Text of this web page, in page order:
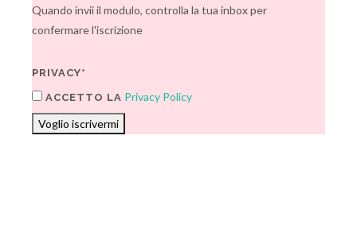
Quando invii il modulo, controlla la tua inbox per
confermare l'iscrizione
PRIVACY*
ACCETTO LA Privacy Policy
Voglio iscrivermi